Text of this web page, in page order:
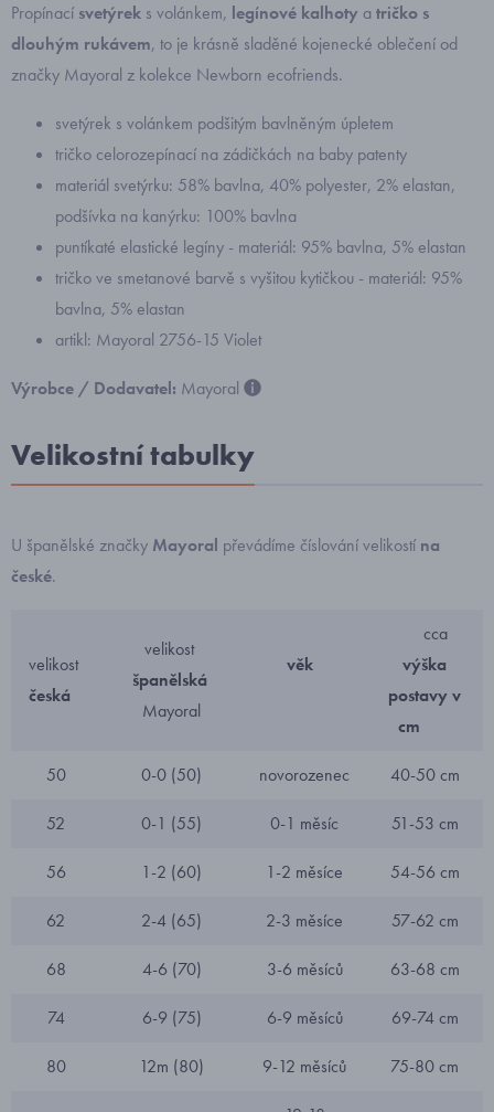
Propínací svetýrek s volánkem, legínové kalhoty a tričko s
dlouhým rukávem, to je krásně sladěné kojenecké oblečení od
značky Mayoral z kolekce Newborn ecofriends.
svetýrek s volánkem podšitým bavlněným úpletem
tričko celorozepínací na zádičkách na baby patenty
materiál svetýrku: 58% bavlna, 40% polyester, 2% elastan,
podšívka na kanýrku: 100% bavlna
puntíkaté elastické legíny - materiál: 95% bavlna, 5% elastan
tričko ve smetanové barvě s vyšitou kytičkou - materiál: 95%
bavlna, 5% elastan
artikl: Mayoral 2756-15 Violet
Výrobce / Dodavatel: Mayoral
Velikostní tabulky
U španělské značky Mayoral převádíme číslování velikostí na
české.
velikost
česká
velikost
španělská
Mayoral
věk
cca
výška
postavy v
cm
50 0-0 (50) novorozenec 40-50 cm
52 0-1 (55) 0-1 měsíc 51-53 cm
56 1-2 (60) 1-2 měsíce 54-56 cm
62 2-4 (65) 2-3 měsíce 57-62 cm
68 4-6 (70) 3-6 měsíců 63-68 cm
74 6-9 (75) 6-9 měsíců 69-74 cm
80 12m (80) 9-12 měsíců 75-80 cm